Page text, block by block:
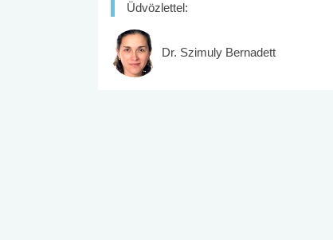
Üdvözlettel:
Dr. Szimuly Bernadett